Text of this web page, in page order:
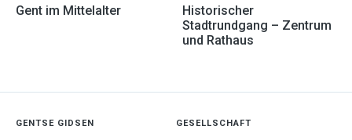
Gent im Mittelalter
Historischer
Stadtrundgang – Zentrum
und Rathaus
GENTSE GIDSEN GESELLSCHAFT